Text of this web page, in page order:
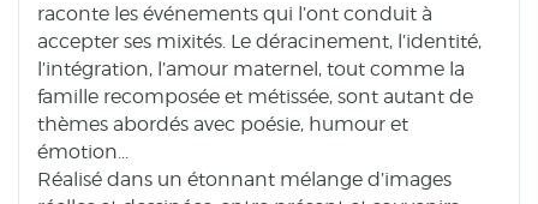
raconte les événements qui l’ont conduit à
accepter ses mixités. Le déracinement, l’identité,
l’intégration, l’amour maternel, tout comme la
famille recomposée et métissée, sont autant de
thèmes abordés avec poésie, humour et
émotion...
Réalisé dans un étonnant mélange d’images